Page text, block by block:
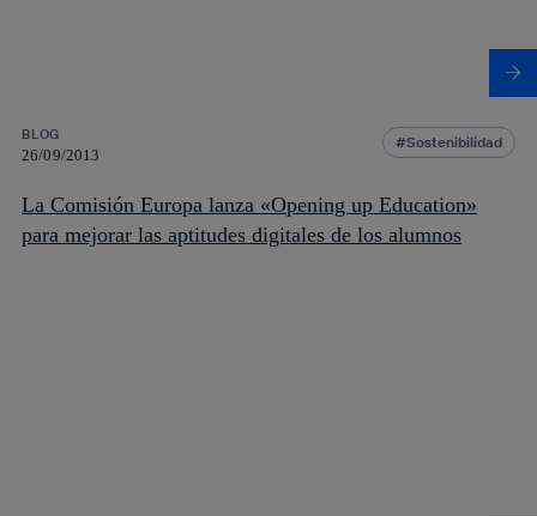
BLOG
26/09/2013
Sostenibilidad
La Comisión Europa lanza «Opening up Education»
para mejorar las aptitudes digitales de los alumnos